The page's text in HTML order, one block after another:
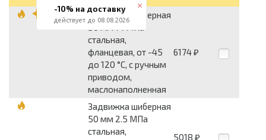
Задвижка шиберная
50 мм 14 МПа
стальная,
фланцевая, от -45
до 120 °С, с ручным
приводом,
маслонаполненная
6174 ₽
Задвижка шиберная
50 мм 2.5 МПа
стальная,
5018 ₽
-10% на доставку
действует до 08.08.2026